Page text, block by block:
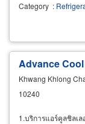
Category :
Advance
Khwang Khlong
10240
1.บริการแอร์คูลชิลเ